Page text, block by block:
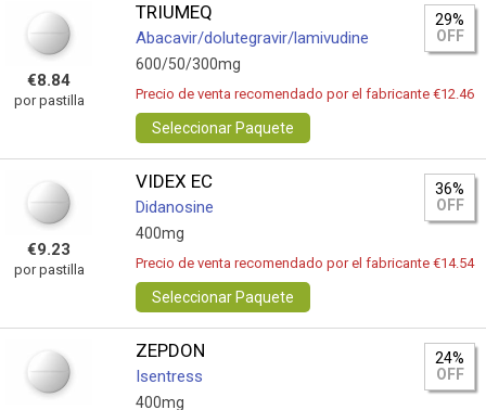
€8.84
por pastilla
TRIUMEQ
Abacavir/dolutegravir/lamivudine
600/50/300mg
29%
OFF
Precio de venta recomendado por el fabricante €12.46
Seleccionar Paquete
€9.23
por pastilla
VIDEX EC
Didanosine
400mg
36%
OFF
Precio de venta recomendado por el fabricante €14.54
Seleccionar Paquete
ZEPDON
Isentress
400mg
24%
OFF